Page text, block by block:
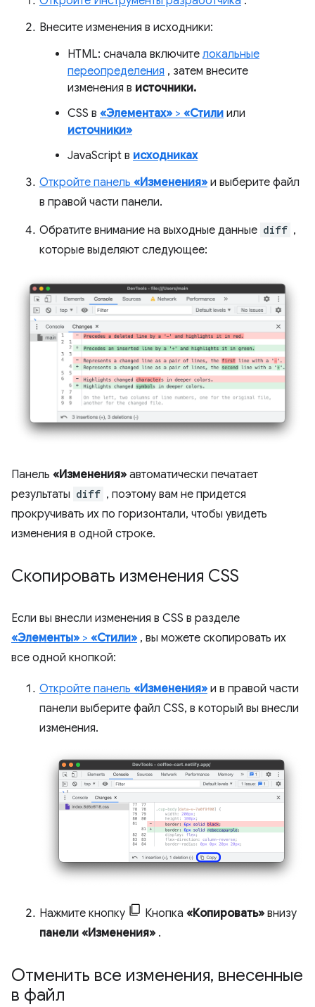
Внесите изменения в исходники:
HTML: сначала включите локальные
переопределения , затем внесите
изменения в источники.
CSS в «Элементах» > «Стили или
источники»
JavaScript в исходниках
Откройте панель «Изменения» и выберите файл
в правой части панели.
Обратите внимание на выходные данные diff ,
которые выделяют следующее:
Панель «Изменения» автоматически печатает
результаты diff , поэтому вам не придется
прокручивать их по горизонтали, чтобы увидеть
изменения в одной строке.
Скопировать изменения CSS
Если вы внесли изменения в CSS в разделе
«Элементы» > «Стили» , вы можете скопировать их
все одной кнопкой:
Откройте панель «Изменения» и в правой части
панели выберите файл CSS, в который вы внесли
изменения.
Нажмите кнопку Кнопка «Копировать» внизу
панели «Изменения» .
Отменить все изменения, внесенные
в файл